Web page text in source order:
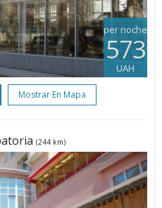
per noche
573
UAH
Mostrar En Mapa
(244 km)